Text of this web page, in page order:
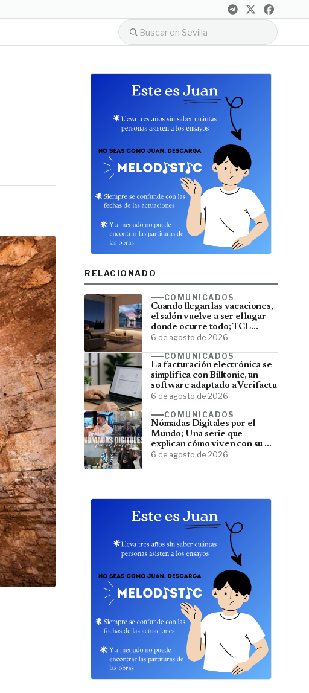
RELACIONADO
COMUNICADOS
Cuando llegan las vacaciones,
el salón vuelve a ser el lugar
donde ocurre todo; TCL
convierte el televisor en el
6 de agosto de 2026
COMUNICADOS
La facturación electrónica se
simplifica con Billtonic, un
software adaptado a Verifactu
6 de agosto de 2026
COMUNICADOS
Nómadas Digitales por el
Mundo; Una serie que
explican cómo viven con su PC
y viajan por el mundo
6 de agosto de 2026